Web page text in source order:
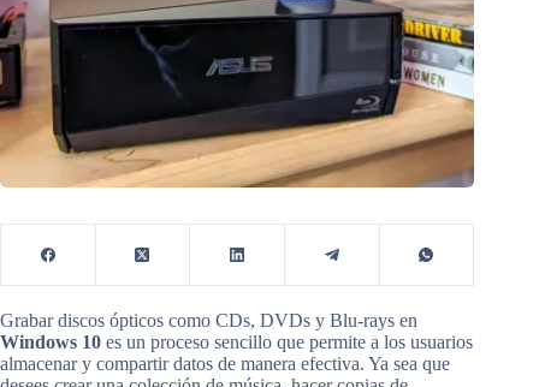
Grabar discos ópticos como CDs, DVDs y Blu-rays en
Windows 10 es un proceso sencillo que permite a los usuarios
almacenar y compartir datos de manera efectiva. Ya sea que